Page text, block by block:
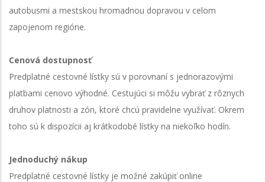
autobusmi a mestskou hromadnou dopravou v celom
zapojenom regióne.
Cenová dostupnosť
Predplatné cestovné lístky sú v porovnaní s jednorazovými
platbami cenovo výhodné. Cestujúci si môžu vybrať z rôznych
druhov platnosti a zón, ktoré chcú pravidelne využívať. Okrem
toho sú k dispozícii aj krátkodobé lístky na niekoľko hodín.
Jednoduchý nákup
Predplatné cestovné lístky je možné zakúpiť online